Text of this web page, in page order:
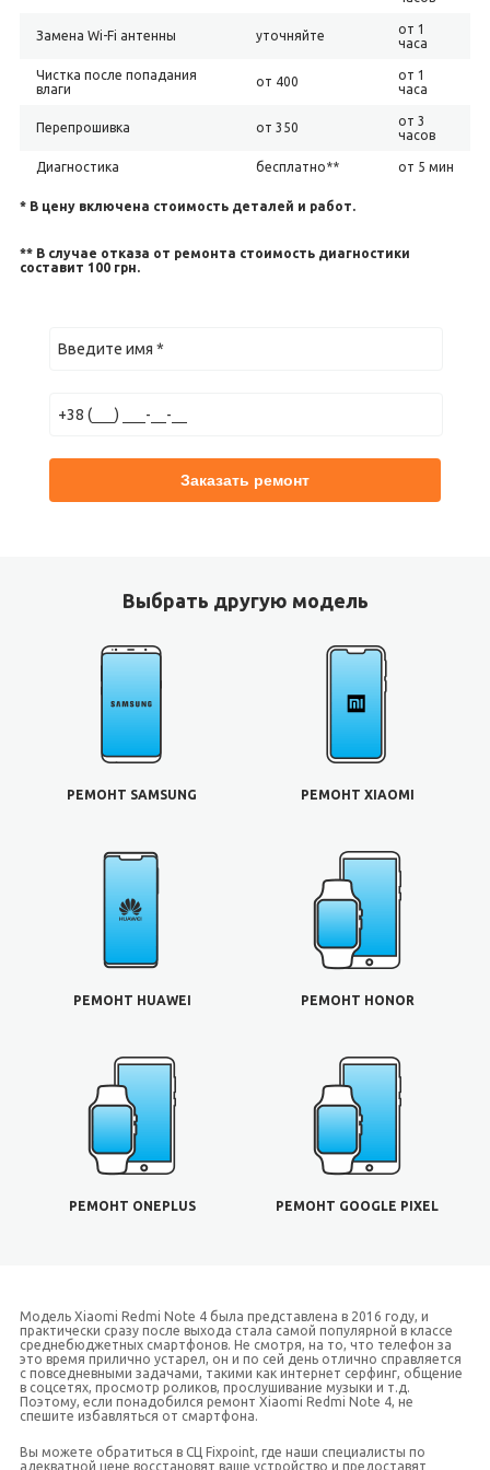
Замена Wi-Fi антенны уточняйте
от 1
часа
Чистка после попадания
влаги
от 400
от 1
часа
Перепрошивка от 350
от 3
часов
Диагностика бесплатно** от 5 мин
* В цену включена стоимость деталей и работ.
** В случае отказа от ремонта стоимость диагностики
составит 100 грн.
Выбрать другую модель
РЕМОНТ SAMSUNG РЕМОНТ XIAOMI
РЕМОНТ HUAWEI РЕМОНТ HONOR
РЕМОНТ ONEPLUS РЕМОНТ GOOGLE PIXEL
Модель Xiaomi Redmi Note 4 была представлена в 2016 году, и
практически сразу после выхода стала самой популярной в классе
среднебюджетных смартфонов. Не смотря, на то, что телефон за
это время прилично устарел, он и по сей день отлично справляется
с повседневными задачами, такими как интернет серфинг, общение
в соцсетях, просмотр роликов, прослушивание музыки и т.д.
Поэтому, если понадобился ремонт Xiaomi Redmi Note 4, не
спешите избавляться от смартфона.
Вы можете обратиться в СЦ Fixpoint, где наши специалисты по
адекватной цене восстановят ваше устройство и предоставят